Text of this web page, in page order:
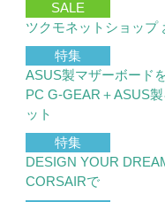
SALE
ツクモネットショップ
特集
ASUS製マザーボード
PC G-GEAR＋ASUS
ット
特集
DESIGN YOUR
CORSAIRで